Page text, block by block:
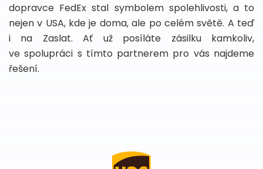
dopravce FedEx stal symbolem spolehlivosti, a to
nejen v USA, kde je doma, ale po celém světě. A teď
i na Zaslat. Ať už posíláte zásilku kamkoliv,
ve spolupráci s tímto partnerem pro vás najdeme
řešení.